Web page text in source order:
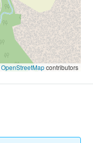
OpenStreetMapcontributors